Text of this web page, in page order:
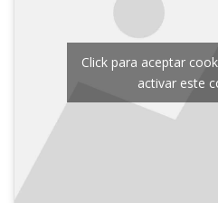
Click para aceptar
activar este